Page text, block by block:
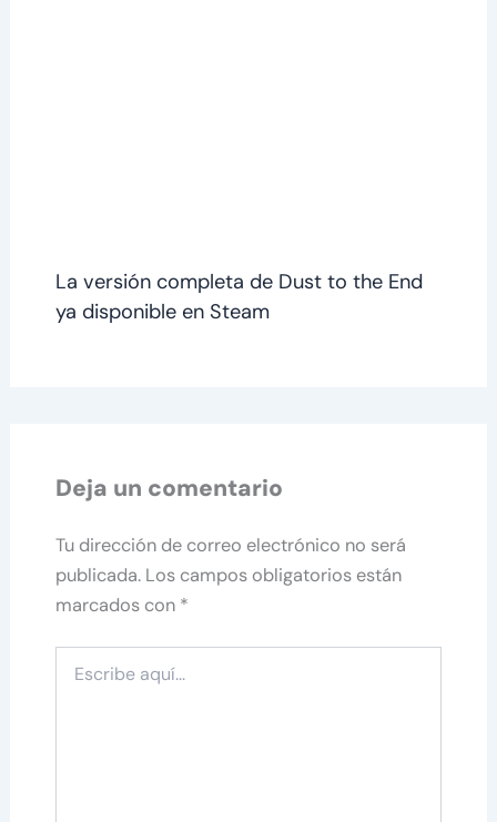
La versión completa de Dust to the End
ya disponible en Steam
Deja un comentario
Tu dirección de correo electrónico no será
publicada. Los campos obligatorios están
marcados con *
aquí...